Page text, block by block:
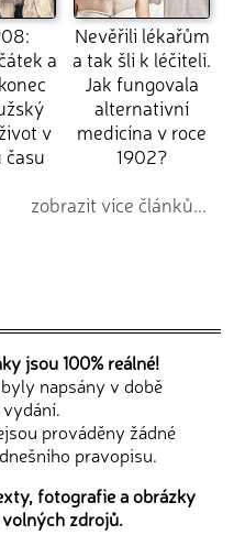
a
v
Nevěřili lékařům
a tak šli k léčiteli.
Jak fungovala
alternativní
medicína v roce
1902?
zobrazit více článků...
jsou 100% reálné!
napsány v době
prováděny žádné
pravopisu.
fotografie a obrázky
zdrojů.